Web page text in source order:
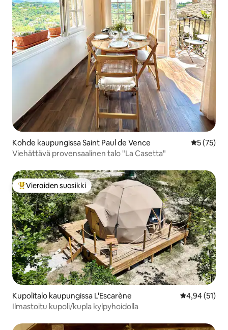
Kohde kaupungissa Saint Paul de Vence
5 (75)
Viehättävä provensaalinen talo "La Casetta"
Vieraiden suosikkien parhaimmistoa
Vieraiden suosikki
Kupolitalo kaupungissa L'Escarène
4,94 (51)
Ilmastoitu kupoli/kupla kylpyhoidolla